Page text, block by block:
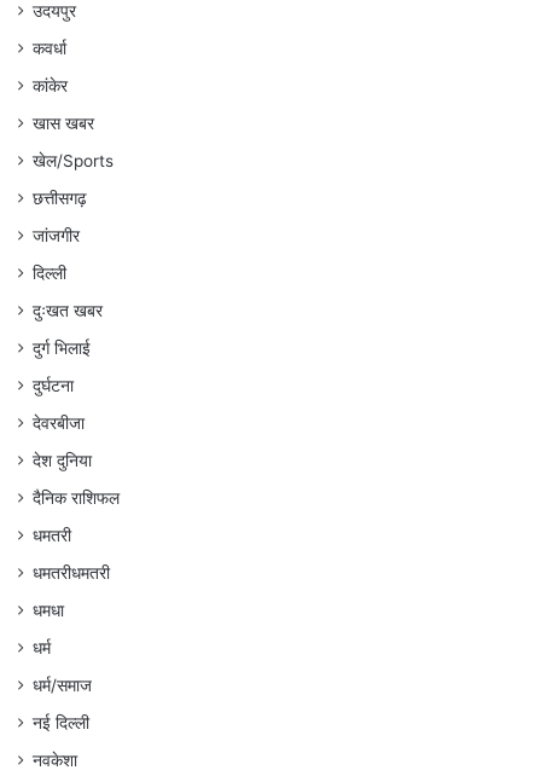
उदयपुर
कवर्धा
कांकेर
खास खबर
खेल/Sports
छत्तीसगढ़
जांजगीर
दिल्ली
दुःखत खबर
दुर्ग भिलाई
दुर्घटना
देवरबीजा
देश दुनिया
दैनिक राशिफल
धमतरी
धमतरीधमतरी
धमधा
धर्म
धर्म/समाज
नई दिल्ली
नवकेशा